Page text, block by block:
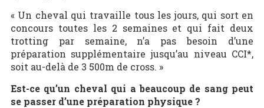
« Un cheval qui travaille tous les jours, qui sort en
concours toutes les 2 semaines et qui fait deux
trotting par semaine, n’a pas besoin d’une
préparation supplémentaire jusqu’au niveau CCI*,
soit au-delà de 3 500m de cross. »
Est-ce qu’un cheval qui a beaucoup de sang peut
se passer d’une préparation physique ?